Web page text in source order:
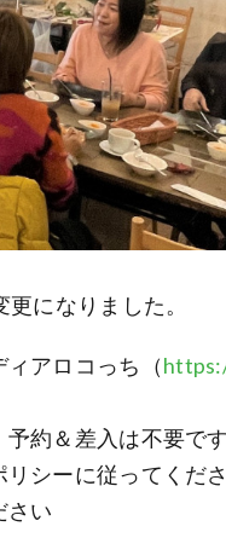
になりました。
アロコっち（
約＆差入は不要です
シーに従ってくだ
さい